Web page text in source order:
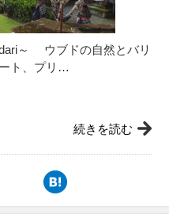
～ ウブドの自然とバリ
ト、プリ…
続きを読む